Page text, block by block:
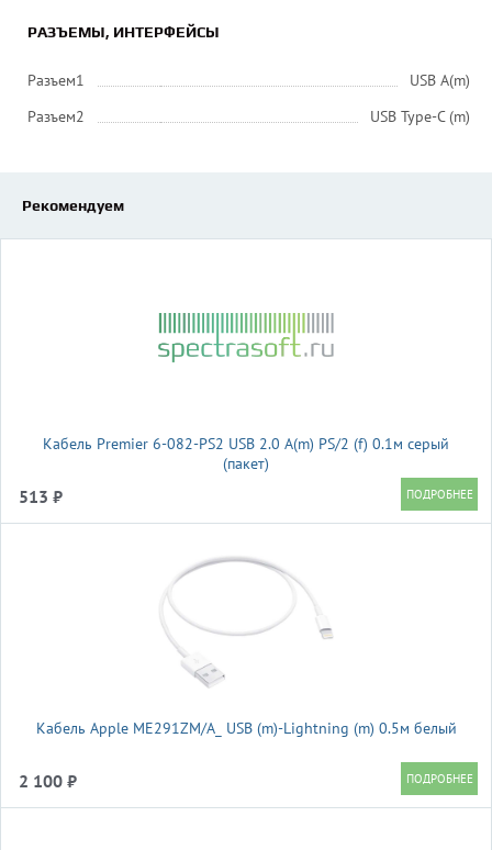
РАЗЪЕМЫ, ИНТЕРФЕЙСЫ
Разъем1
USB A(m)
Разъем2
USB Type-C (m)
Рекомендуем
Кабель Premier 6-082-PS2 USB 2.0 A(m) PS/2 (f) 0.1м серый
(пакет)
513 ₽
Кабель Apple ME291ZM/A_ USB (m)-Lightning (m) 0.5м белый
2 100 ₽